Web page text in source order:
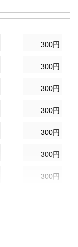
300円
300円
300円
300円
300円
300円
300円